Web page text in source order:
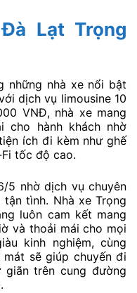
Lạt Trọng
những nhà xe nổi bật
dịch vụ limousine 10
VNĐ, nhà xe mang
cho hành khách nhờ
ích đi kèm như ghế
tốc độ cao.
5 nhờ dịch vụ chuyên
tình. Nhà xe Trọng
luôn cam kết mang
và thoải mái cho mọi
kinh nghiệm, cùng
mát sẽ giúp chuyến đi
trên cung đường